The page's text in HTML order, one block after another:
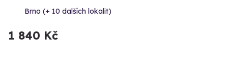
Brno (+ 10 dalších lokalit)
1 840 Kč